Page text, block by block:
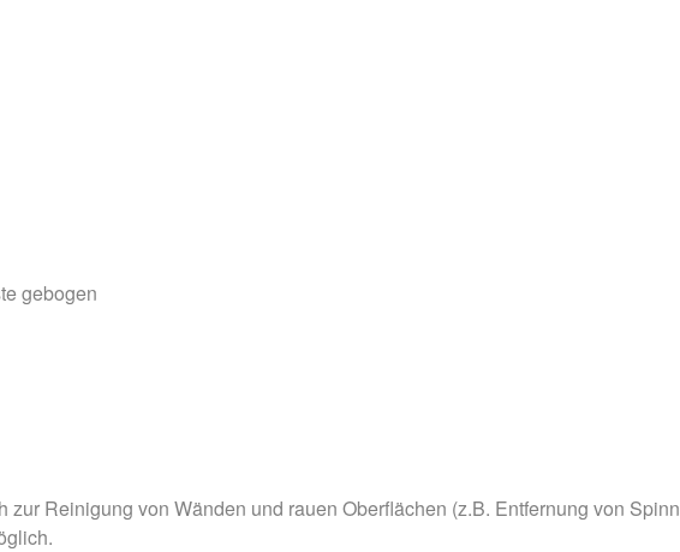
gebogen
Reinigung von Wänden und rauen Oberflächen (z.B. Entfernung von